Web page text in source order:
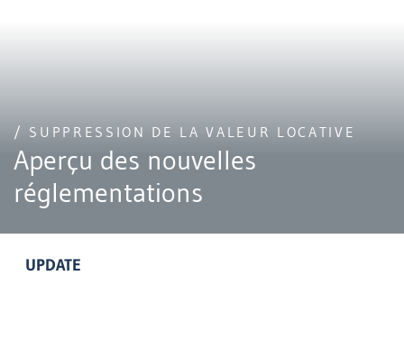
/ SUPPRESSION DE LA VALEUR LOCATIVE
Aperçu des nouvelles
réglementations
UPDATE